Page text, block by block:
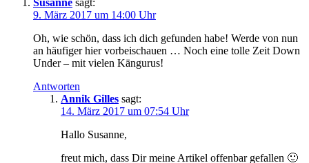
Susanne sagt:
9. März 2017 um 14:00 Uhr
Oh, wie schön, dass ich dich gefunden habe! Werde von nun
an häufiger hier vorbeischauen … Noch eine tolle Zeit Down
Under – mit vielen Kängurus!
Antworten
Annik Gilles sagt:
14. März 2017 um 07:54 Uhr
Hallo Susanne,
freut mich, dass Dir meine Artikel offenbar gefallen 🙂